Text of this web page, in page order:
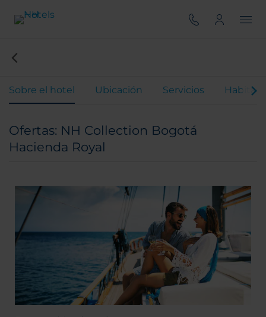
Sobre el hotel Ubicación Servicios
Ofertas: NH Collection Bogotá
Hacienda Royal